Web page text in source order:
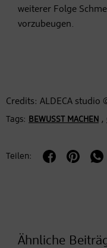
weiterer Folge
vorzubeugen.
Credits: ALDECA
Tags: BEWUSST MACHEN ,
Teilen:
Ähnliche